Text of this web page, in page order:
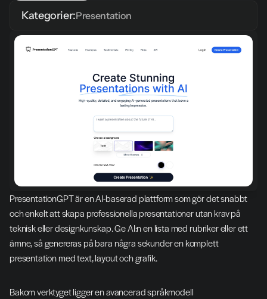
Kategorier:Presentation
PresentationGPT är en AI-baserad plattform som gör det snabbt
och enkelt att skapa professionella presentationer utan krav på
teknisk eller designkunskap. Ge AI:n en lista med rubriker eller ett
ämne, så genereras på bara några sekunder en komplett
presentation med text, layout och grafik.
Bakom verktyget ligger en avancerad språkmodell